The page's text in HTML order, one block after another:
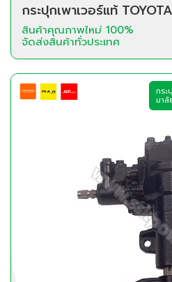
กระปุกเพาเวอร์แท้
สินค้าคุณภาพใหม่ 100%
จัดส่งสินค้าทั่วประเทศ
กระ
มาลั